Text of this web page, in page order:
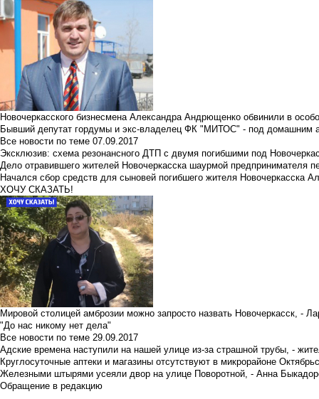
Новочеркасского бизнесмена Александра Андрющенко обвинили в
Бывший депутат гордумы и экс-владелец ФК "МИТОС" - под домашним
Все новости по теме 07.09.2017
Эксклюзив: схема резонансного ДТП с двумя погибшими под
Дело отравившего жителей Новочеркасска шаурмой предпринимателя
Начался сбор средств для сыновей погибшего жителя Новочеркасска
ХОЧУ СКАЗАТЬ!
Мировой столицей амброзии можно запросто назвать Новочеркасск, -
"До нас никому нет дела"
Все новости по теме 29.09.2017
Адские времена наступили на нашей улице из-за страшной трубы, -
Круглосуточные аптеки и магазины отсутствуют в микрорайоне
Железными штырями усеяли двор на улице Поворотной, - Анна
Обращение в редакцию